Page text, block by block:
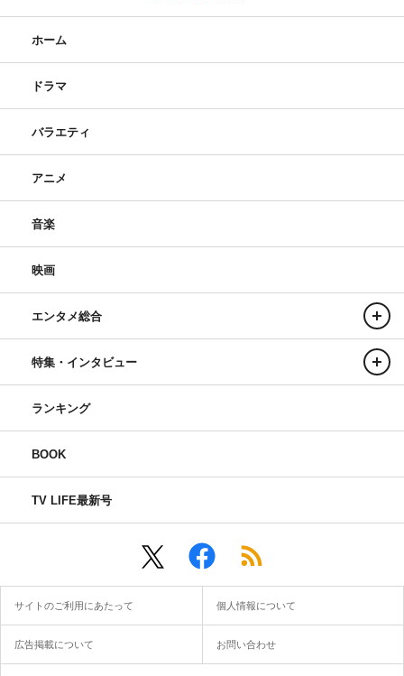
ホーム
ドラマ
バラエティ
アニメ
音楽
映画
エンタメ総合
特集・インタビュー
ランキング
BOOK
TV LIFE最新号
サイトのご利用にあたって 個人情報について
広告掲載について お問い合わせ